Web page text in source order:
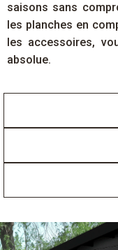
saisons sans
les planches en
les accessoires,
absolue.